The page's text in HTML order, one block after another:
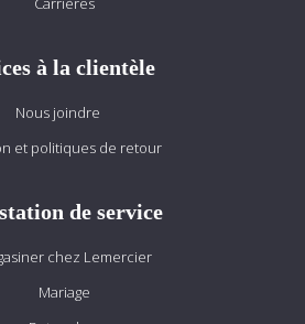
à la clientèle
Nous joindre
et politiques de retour
de service
chez Lemercier
Mariage